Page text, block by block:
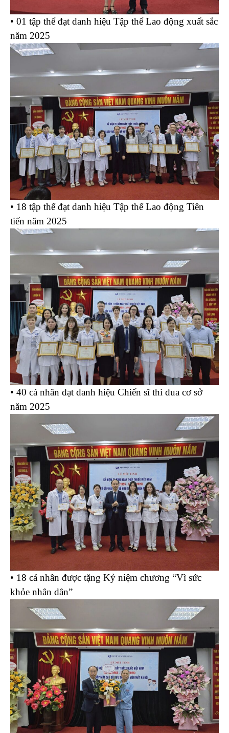
• 01 tập thể đạt danh hiệu Tập thể Lao động xuất sắc
năm 2025
• 18 tập thể đạt danh hiệu Tập thể Lao động Tiên
tiến năm 2025
• 40 cá nhân đạt danh hiệu Chiến sĩ thi đua cơ sở
năm 2025
• 18 cá nhân được tặng Kỷ niệm chương “Vì sức
khỏe nhân dân”